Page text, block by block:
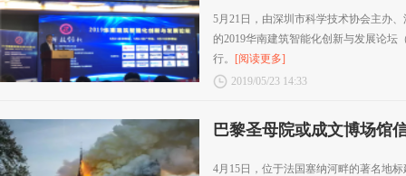
5月21日，由深圳市科学技术协会主办
的2019华南建筑智能化创新与发展论坛
行。 [阅读更多]
2019/05/23 14:33
巴黎圣母院或成文博场馆
4月15日，位于法国塞纳河畔的著名地